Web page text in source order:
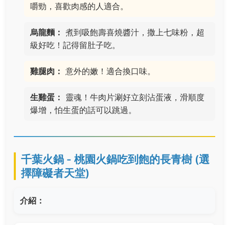
嚼勁，喜歡肉感的人適合。
烏龍麵： 煮到吸飽壽喜燒醬汁，撒上七味粉，超
級好吃！記得留肚子吃。
雞腿肉： 意外的嫩！適合換口味。
生雞蛋： 靈魂！牛肉片涮好立刻沾蛋液，滑順度
爆增，怕生蛋的話可以跳過。
千葉火鍋 - 桃園火鍋吃到飽的長青樹 (選
擇障礙者天堂)
介紹：